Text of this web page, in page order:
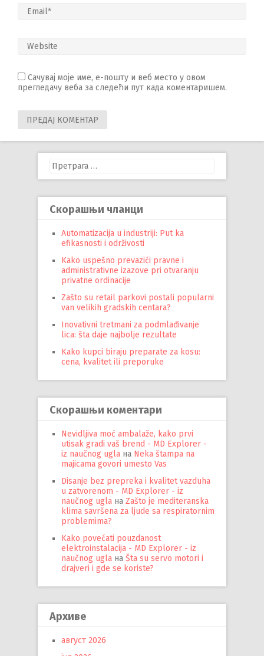
Сачувај моје име, е-пошту и веб место у овом
прегледачу веба за следећи пут када коментаришем.
Претрага
за:
Скорашњи чланци
Automatizacija u industriji: Put ka
efikasnosti i održivosti
Kako uspešno prevazići pravne i
administrativne izazove pri otvaranju
privatne ordinacije
Zašto su retail parkovi postali popularni
van velikih gradskih centara?
Inovativni tretmani za podmlađivanje
lica: šta daje najbolje rezultate
Kako kupci biraju preparate za kosu:
cena, kvalitet ili preporuke
Скорашњи коментари
Nevidljiva moć ambalaže, kako prvi
utisak gradi vaš brend - MD Explorer -
iz naučnog ugla на Neka štampa na
majicama govori umesto Vas
Disanje bez prepreka i kvalitet vazduha
u zatvorenom - MD Explorer - iz
naučnog ugla на Zašto je mediteranska
klima savršena za ljude sa respiratornim
problemima?
Kako povećati pouzdanost
elektroinstalacija - MD Explorer - iz
naučnog ugla на Šta su servo motori i
drajveri i gde se koriste?
Архиве
август 2026